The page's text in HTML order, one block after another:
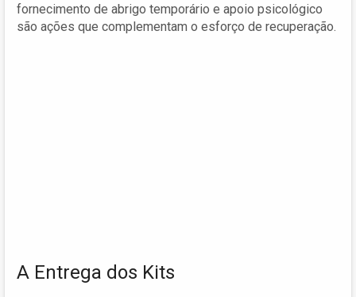
fornecimento de abrigo temporário e apoio psicológico
são ações que complementam o esforço de recuperação.
A Entrega dos Kits